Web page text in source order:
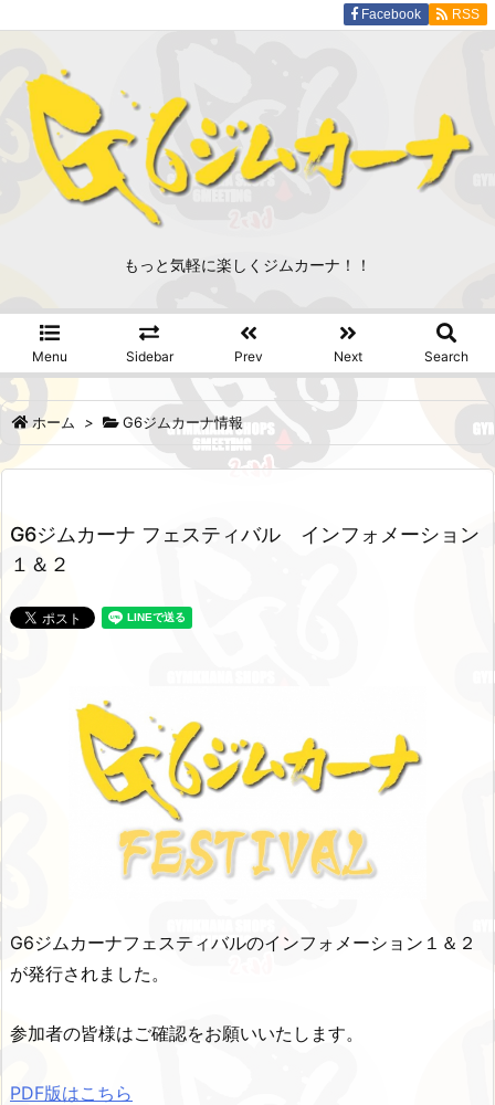
もっと気軽に楽しくジムカーナ！！
Menu Sidebar Prev Next Search
Facebook RSS
ホーム > G6ジムカーナ情報
G6ジムカーナ フェスティバル インフォメーション
１＆２
G6ジムカーナフェスティバルのインフォメーション１＆２
が発行されました。
参加者の皆様はご確認をお願いいたします。
PDF版はこちら